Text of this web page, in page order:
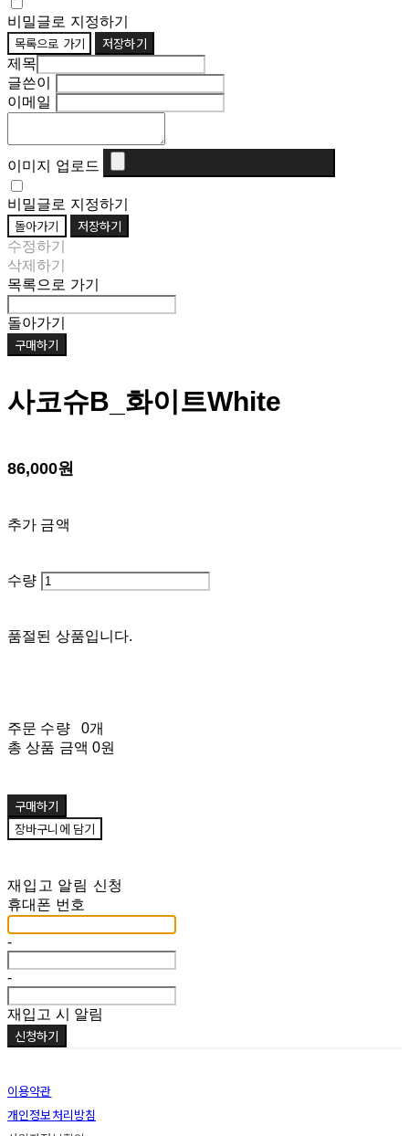
비밀글로 지정하기
목록으로 가기 저장하기
제목
글쓴이
이메일
이미지 업로드
비밀글로 지정하기
돌아가기 저장하기
수정하기
삭제하기
목록으로 가기
돌아가기
구매하기
사코슈B_화이트White
86,000원
추가 금액
수량
품절된 상품입니다.
주문 수량
0개
총 상품 금액 0원
구매하기
장바구니에 담기
재입고 알림 신청
휴대폰 번호
-
-
재입고 시 알림
신청하기
이용약관
개인정보처리방침